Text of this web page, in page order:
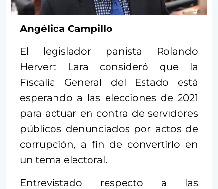
Angélica Campillo
El legislador panista Rolando
Hervert Lara consideró que la
Fiscalía General del Estado está
esperando a las elecciones de 2021
para actuar en contra de servidores
públicos denunciados por actos de
corrupción, a fin de convertirlo en
un tema electoral.
Entrevistado respecto a las